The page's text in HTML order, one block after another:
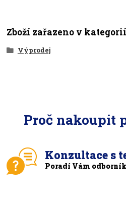
Zboží zařazeno v
Výprodej
Proč nakoupit
Konzultace s
Poradí Vám odborník